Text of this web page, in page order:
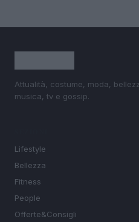
Attualità, costume, moda,
musica, tv e gossip.
Lifestyle
Bellezza
Fitness
People
Offerte&Consigli